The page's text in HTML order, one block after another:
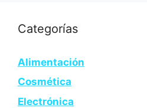
Categorías
Alimentación
Cosmética
Electrónica